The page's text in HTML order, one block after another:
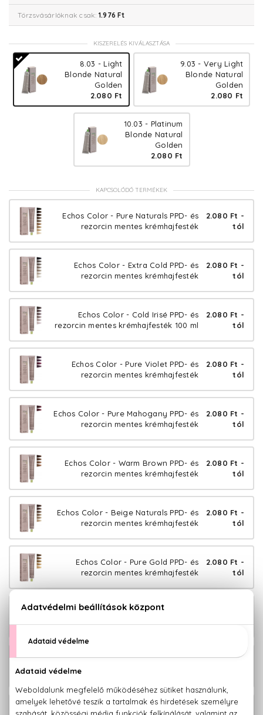
Törzsvásárlóknak csak: 1.976 Ft
KISZERELÉS KIVÁLASZTÁSA
8.03 - Light
Blonde Natural
Golden
2.080 Ft
9.03 - Very Light
Blonde Natural
Golden
2.080 Ft
10.03 - Platinum
Blonde Natural
Golden
2.080 Ft
KAPCSOLÓDÓ TERMÉKEK
Echos Color - Pure Naturals PPD- és
rezorcin mentes krémhajfesték
2.080 Ft -
tól
Echos Color - Extra Cold PPD- és
rezorcin mentes krémhajfesték
2.080 Ft -
tól
Echos Color - Cold Irisé PPD- és
rezorcin mentes krémhajfesték 100 ml
2.080 Ft -
tól
Echos Color - Pure Violet PPD- és
rezorcin mentes krémhajfesték
2.080 Ft -
tól
Echos Color - Pure Mahogany PPD- és
rezorcin mentes krémhajfesték
2.080 Ft -
tól
Echos Color - Warm Brown PPD- és
rezorcin mentes krémhajfesték
2.080 Ft -
tól
Echos Color - Beige Naturals PPD- és
rezorcin mentes krémhajfesték
2.080 Ft -
tól
Echos Color - Pure Gold PPD- és
rezorcin mentes krémhajfesték
2.080 Ft -
tól
Echos Color - Pure Red PPD- és
Echos Color - Pure Brown PPD- és
rezorcin mentes krémhajfesték
2.080 Ft -
Echos Color - Pure Copper PPD- és 2.080 Ft -